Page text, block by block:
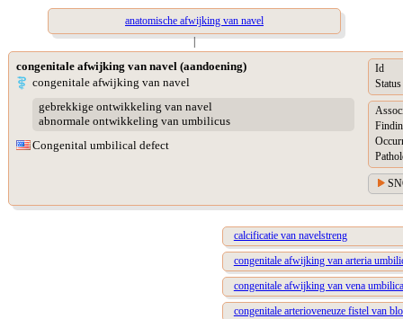
anatomische afwijking van navel
|
congenitale afwijking van navel (aandoening)
congenitale afwijking van navel
gebrekkige ontwikkeling van navel
abnormale ontwikkeling van umbilicus
Congenital umbilical defect
Id
Status
calcificatie van navelstreng
congenitale afwijking van arteria
congenitale afwijking van vena
congenitale arterioveneuze fistel van